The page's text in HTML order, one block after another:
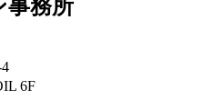
事務所
6F